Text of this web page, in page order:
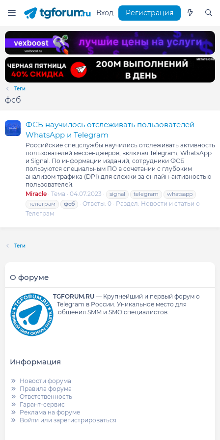
Вход Регистрация
Теги
фсб
ФСБ научилось отслеживать пользователей
WhatsApp и Telegram
Российские спецслужбы научились отслеживать активность
пользователей мессенджеров, включая Telegram, WhatsApp
и Signal. По информации изданий, сотрудники ФСБ
пользуются специальным ПО в сочетании с глубоким
анализом трафика (DPI) для слежки за онлайн-активностью
пользователей.
Miracle Тема 04.07.2023 signal telegram
whatsapp
телеграм
фсб Ответы: 0 Раздел: Новости и статьи о
Телеграм
Теги
О форуме
TGFORUM.RU— Крупнейший и первый форум о
Telegram в России. Уникальное место для
общения SMM и SMO специалистов.
Информация
Новости форума
Правила форума
Ответственность
Гарант-сервис
Реклама на форуме
Войти или зарегистрироваться